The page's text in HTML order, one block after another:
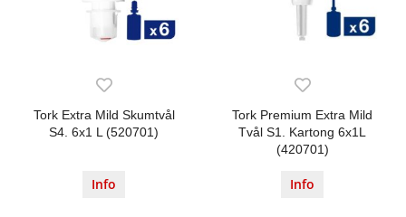
Tork Extra Mild Skumtvål
S4. 6x1 L (520701)
Info
Tork Premium Extra Mild
Tvål S1. Kartong 6x1L
(420701)
Info